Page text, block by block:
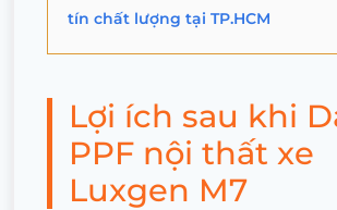
tín chất lượng tại TP.HCM
Lợi ích sau khi
PPF nội thất xe
Luxgen M7